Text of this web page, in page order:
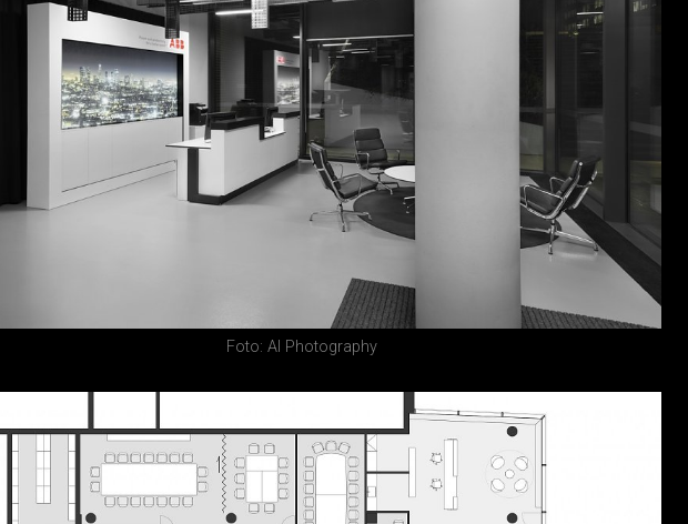
Foto: AI Photography